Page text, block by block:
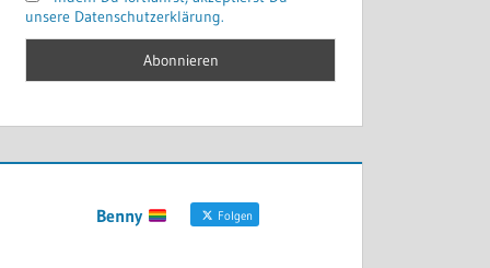
unsere Datenschutzerklärung.
Benny Folgen